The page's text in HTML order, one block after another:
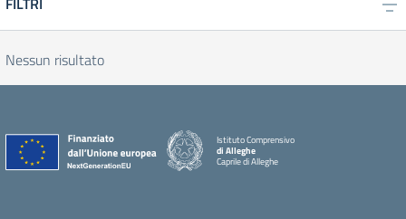
Nessun risultato
Istituto Comprensivo
di Alleghe
Caprile di Alleghe